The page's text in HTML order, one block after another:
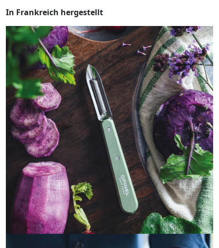
In Frankreich hergestellt